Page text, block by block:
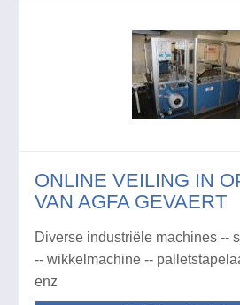
ONLINE VEILING IN
VAN AGFA GEVAERT
Diverse industriële machines --
-- wikkelmachine --
enz